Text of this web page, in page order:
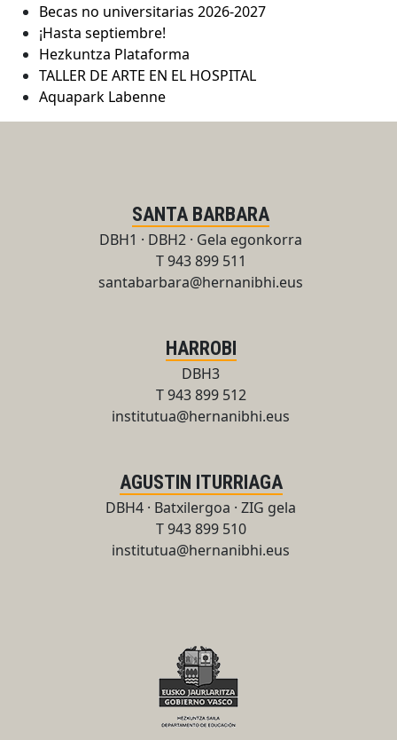
Becas no universitarias 2026-2027
¡Hasta septiembre!
Hezkuntza Plataforma
TALLER DE ARTE EN EL HOSPITAL
Aquapark Labenne
SANTA BARBARA
DBH1 · DBH2 · Gela egonkorra
T 943 899 511
santabarbara@hernanibhi.eus
HARROBI
DBH3
T 943 899 512
institutua@hernanibhi.eus
AGUSTIN ITURRIAGA
DBH4 · Batxilergoa · ZIG gela
T 943 899 510
institutua@hernanibhi.eus